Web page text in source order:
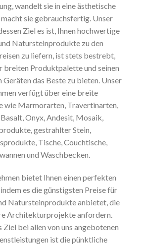
wandelt sie in eine ästhetische
macht sie gebrauchsfertig. Unser
Ziel es ist, Ihnen hochwertige
Natursteinprodukte zu den
zu liefern, ist stets bestrebt,
breiten Produktpalette und seinen
das Beste zu bieten. Unser
verfügt über eine breite
wie Marmorarten, Travertinarten,
Onyx, Andesit, Mosaik,
gestrahlter Stein,
Tische, Couchtische,
und Waschbecken.
bietet Ihnen einen perfekten
es die günstigsten Preise für
Natursteinprodukte anbietet, die
Architekturprojekte anfordern.
Ziel bei allen von uns angebotenen
ist die pünktliche